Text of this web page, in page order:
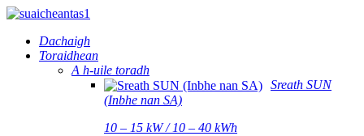
Dachaigh
Toraidhean
A h-uile toradh
Sreath SUN
(Inbhe nan SA)
10 – 15 kW / 10 – 40 kWh